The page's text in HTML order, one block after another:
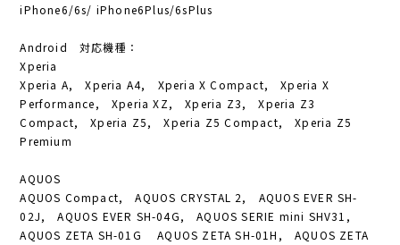
iPhone6/6s/ iPhone6Plus/6sPlus
Android 対応機種：
Xperia
Xperia A, Xperia A4, Xperia X Compact, Xperia X
Performance, Xperia XZ, Xperia Z3, Xperia Z3
Compact, Xperia Z5, Xperia Z5 Compact, Xperia Z5
Premium
AQUOS
AQUOS Compact, AQUOS CRYSTAL 2, AQUOS EVER SH-
02J, AQUOS EVER SH-04G, AQUOS SERIE mini SHV31,
AQUOS ZETA SH-01G AQUOS ZETA SH-01H, AQUOS ZETA